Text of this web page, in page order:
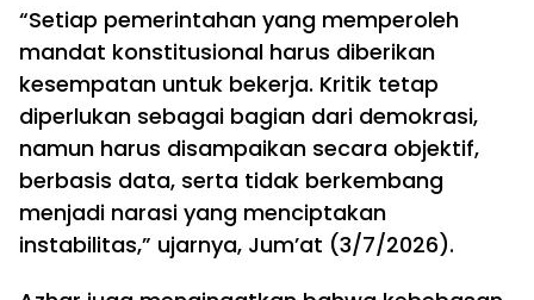
“Setiap pemerintahan yang memperoleh
mandat konstitusional harus diberikan
kesempatan untuk bekerja. Kritik tetap
diperlukan sebagai bagian dari demokrasi,
namun harus disampaikan secara objektif,
berbasis data, serta tidak berkembang
menjadi narasi yang menciptakan
instabilitas,” ujarnya, Jum’at (3/7/2026).